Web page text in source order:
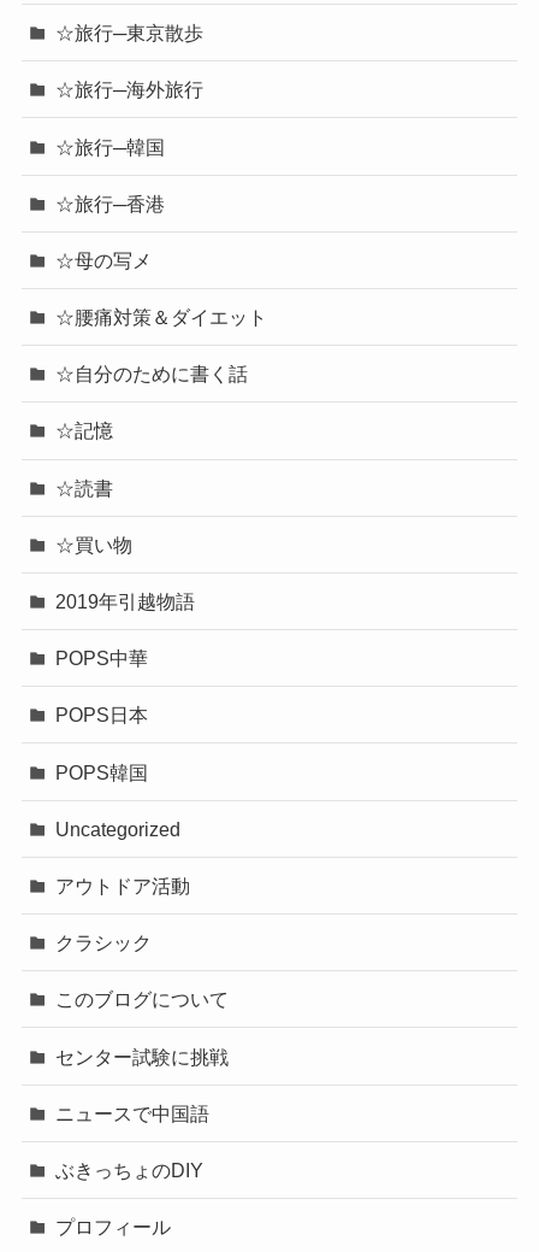
☆旅行─東京散歩
☆旅行─海外旅行
☆旅行─韓国
☆旅行─香港
☆母の写メ
☆腰痛対策＆ダイエット
☆自分のために書く話
☆記憶
☆読書
☆買い物
2019年引越物語
POPS中華
POPS日本
POPS韓国
Uncategorized
アウトドア活動
クラシック
このブログについて
センター試験に挑戦
ニュースで中国語
ぶきっちょのDIY
プロフィール